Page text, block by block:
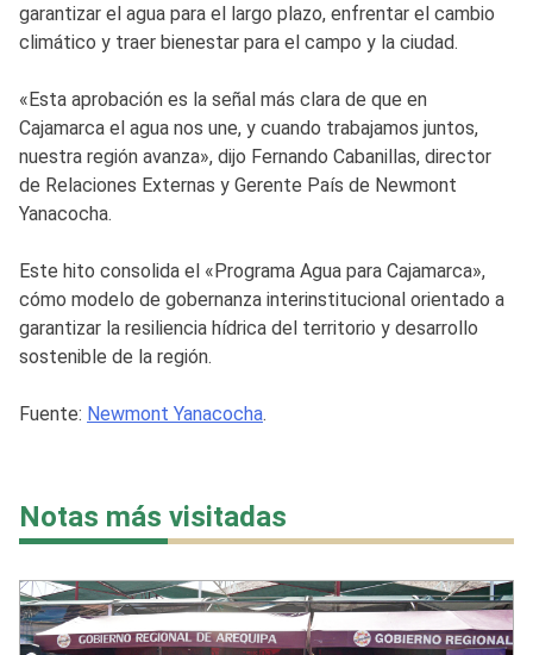
garantizar el agua para el largo plazo, enfrentar el cambio
climático y traer bienestar para el campo y la ciudad.
«Esta aprobación es la señal más clara de que en
Cajamarca el agua nos une, y cuando trabajamos juntos,
nuestra región avanza», dijo Fernando Cabanillas, director
de Relaciones Externas y Gerente País de Newmont
Yanacocha.
Este hito consolida el «Programa Agua para Cajamarca»,
cómo modelo de gobernanza interinstitucional orientado a
garantizar la resiliencia hídrica del territorio y desarrollo
sostenible de la región.
Fuente: Newmont Yanacocha.
Notas más visitadas